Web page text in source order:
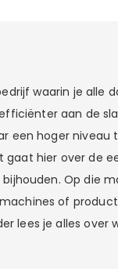
waarin je alle
aan de
een hoger niveau
gaat hier over de
bijhouden. Op die
of
lees je alles over